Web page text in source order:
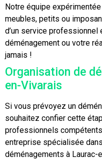
Notre équipe
meubles, petits ou
d’un service
déménagement ou votre
jamais !
Organisation de
en-Vivarais
Si vous prévoyez un
souhaitez confier cette
professionnels
entreprise spécialisée
déménagements à